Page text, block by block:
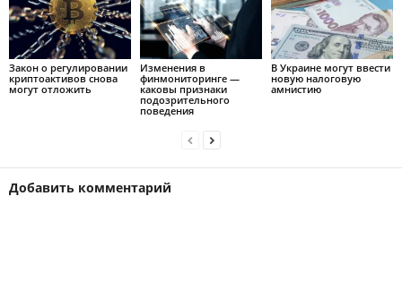
Закон о регулировании
криптоактивов снова
могут отложить
Изменения в
финмониторинге —
каковы признаки
подозрительного
поведения
В Украине могут ввести
новую налоговую
амнистию
Добавить комментарий